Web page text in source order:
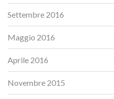
Settembre 2016
Maggio 2016
Aprile 2016
Novembre 2015